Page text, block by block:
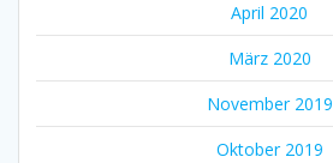
April 2020
März 2020
November 2019
Oktober 2019